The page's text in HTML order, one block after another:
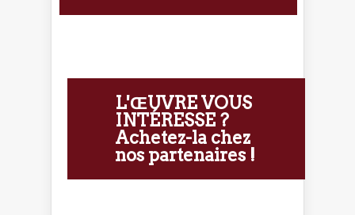
L'ŒUVRE VOUS
INTÉRESSE ?
Achetez-la chez
nos partenaires !